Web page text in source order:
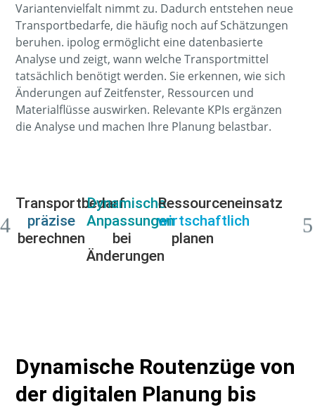
Variantenvielfalt nimmt zu. Dadurch entstehen neue
Transportbedarfe, die häufig noch auf Schätzungen
beruhen. ipolog ermöglicht eine datenbasierte
Analyse und zeigt, wann welche Transportmittel
tatsächlich benötigt werden. Sie erkennen, wie sich
Änderungen auf Zeitfenster, Ressourcen und
Materialflüsse auswirken. Relevante KPIs ergänzen
die Analyse und machen Ihre Planung belastbar.
Transportbedarf
präzise
berechnen
Dynamische
Anpassungen
bei
Änderungen
Ressourceneinsatz
wirtschaftlich
planen
Dynamische Routenzüge von
der digitalen Planung bis